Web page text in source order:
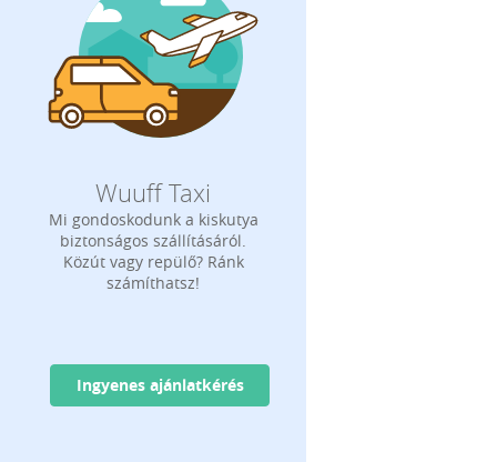
Wuuff Taxi
Mi gondoskodunk a kiskutya
biztonságos szállításáról.
Közút vagy repülő? Ránk
számíthatsz!
Ingyenes ajánlatkérés